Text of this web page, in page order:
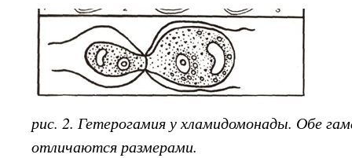
рис. 2. Гетерогамия у хламидомонады. Обе
отличаются размерами.